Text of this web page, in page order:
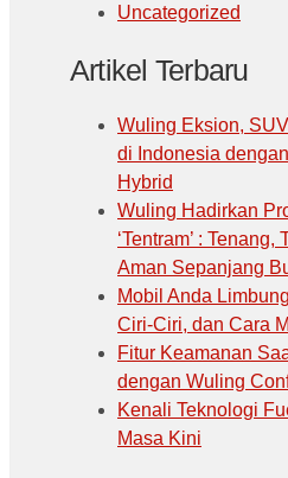
Uncategorized
Artikel Terbaru
Wuling Eksion,
di Indonesia
Hybrid
Wuling Hadirkan
‘Tentram’ : Tenang,
Aman Sepanjang
Mobil Anda
Ciri-Ciri, dan Cara
Fitur Keamanan
dengan Wuling
Kenali Teknologi
Masa Kini